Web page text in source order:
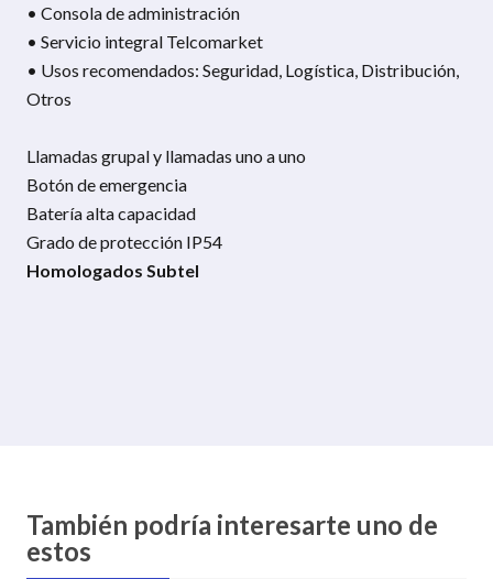
• Consola de administración
• Servicio integral Telcomarket
• Usos recomendados: Seguridad, Logística, Distribución,
Otros
Llamadas grupal y llamadas uno a uno
Botón de emergencia
Batería alta capacidad
Grado de protección IP54
Homologados Subtel
También podría interesarte uno de
estos